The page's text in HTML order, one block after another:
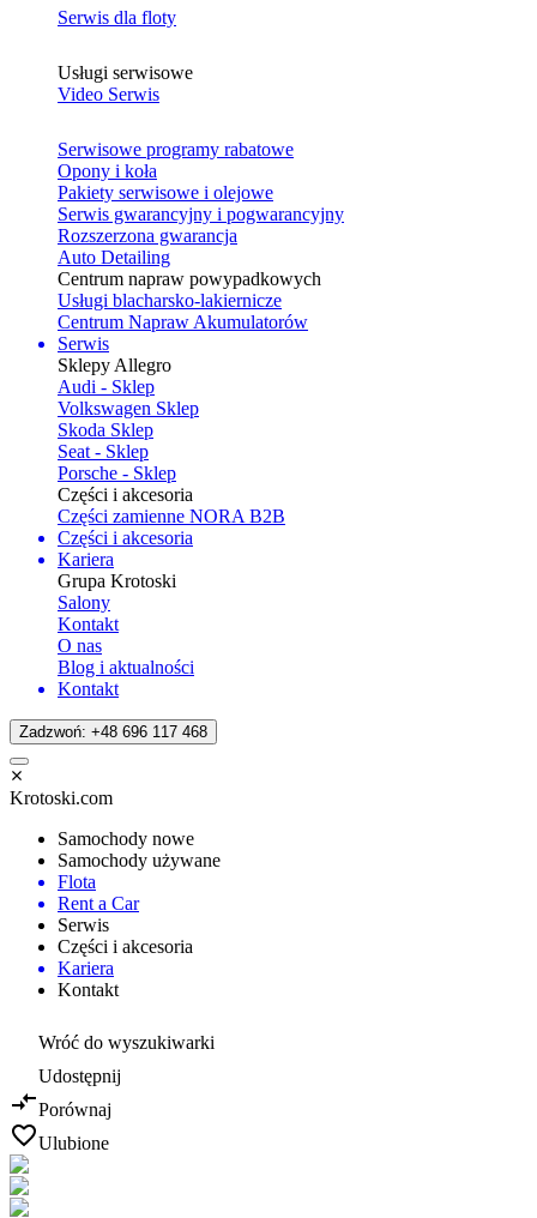
Serwis dla floty
Usługi serwisowe
Video Serwis
Serwisowe programy rabatowe
Opony i koła
Pakiety serwisowe i olejowe
Serwis gwarancyjny i pogwarancyjny
Rozszerzona gwarancja
Auto Detailing
Centrum napraw powypadkowych
Usługi blacharsko-lakiernicze
Centrum Napraw Akumulatorów
Serwis
Sklepy Allegro
Audi - Sklep
Volkswagen Sklep
Skoda Sklep
Seat - Sklep
Porsche - Sklep
Części i akcesoria
Części zamienne NORA B2B
Części i akcesoria
Kariera
Grupa Krotoski
Salony
Kontakt
O nas
Blog i aktualności
Kontakt
Zadzwoń: +48 696 117 468
Krotoski.com
Samochody nowe
Samochody używane
Flota
Rent a Car
Serwis
Części i akcesoria
Kariera
Kontakt
Wróć do wyszukiwarki
Udostępnij
Porównaj
Ulubione